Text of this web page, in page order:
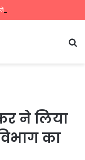
ने लिया
का